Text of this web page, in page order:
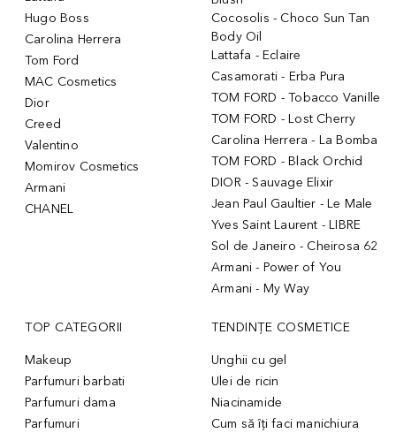
Hugo Boss
Carolina Herrera
Tom Ford
MAC Cosmetics
Dior
Creed
Valentino
Momirov Cosmetics
Armani
CHANEL
Cocosolis - Choco Sun Tan
Body Oil
Lattafa - Eclaire
Casamorati - Erba Pura
TOM FORD - Tobacco Vanille
TOM FORD - Lost Cherry
Carolina Herrera - La Bomba
TOM FORD - Black Orchid
DIOR - Sauvage Elixir
Jean Paul Gaultier - Le Male
Yves Saint Laurent - LIBRE
Sol de Janeiro - Cheirosa 62
Armani - Power of You
Armani - My Way
TOP CATEGORII
Makeup
Parfumuri barbati
Parfumuri dama
Parfumuri
TENDINȚE COSMETICE
Unghii cu gel
Ulei de ricin
Niacinamide
Cum să îți faci manichiura